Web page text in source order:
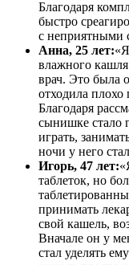
Благодаря
быстро
с неприятными
Анна, 25 лет:
влажного
врач. Это была
отходила плохо
Благодаря
сынишке стало
играть,
ночи у него
Игорь, 47 лет:
таблеток, но
принимать
свой кашель,
Вначале он у
стал уделять